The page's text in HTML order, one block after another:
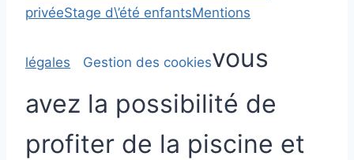
privéeStage d\’été enfantsMentions
légales Gestion des cookiesvous
avez la possibilité de
profiter de la piscine et